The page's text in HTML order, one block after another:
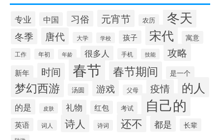
专业 中国 习俗 元宵节 农历 冬天
冬季 唐代 大学 学校 孩子 宋代 寓意
工作 年初 年龄 很多人 手机 技能 攻略
新年 时间 春节 春节期间 是一个
梦幻西游 汤圆 游戏 父母 疫情 的人
的是 皮肤 礼物 红包 考试 自己的
英语 词人 诗人 诗词 还不 都是 长辈